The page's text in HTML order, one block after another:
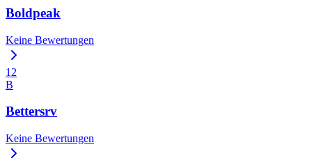
Boldpeak
Keine Bewertungen
12
B
Bettersrv
Keine Bewertungen